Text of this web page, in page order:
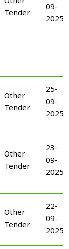
Tender
09-
2025
Other
Tender
25-
09-
2025
Other
Tender
23-
09-
2025
Other
Tender
22-
09-
2025